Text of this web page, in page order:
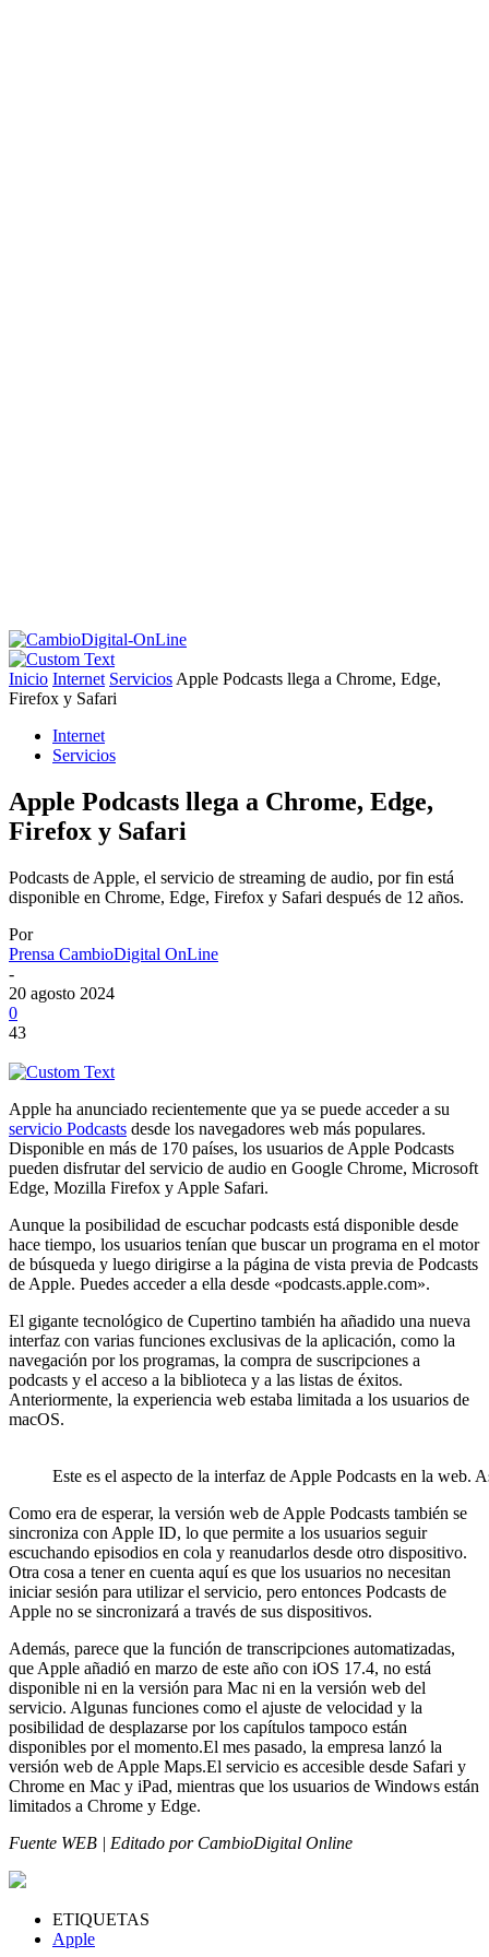
Inicio Internet Servicios Apple Podcasts llega a Chrome, Edge,
Firefox y Safari
Internet
Servicios
Apple Podcasts llega a Chrome, Edge,
Firefox y Safari
Podcasts de Apple, el servicio de streaming de audio, por fin está
disponible en Chrome, Edge, Firefox y Safari después de 12 años.
Por
Prensa CambioDigital OnLine
-
20 agosto 2024
0
43
Apple ha anunciado recientemente que ya se puede acceder a su
servicio Podcasts desde los navegadores web más populares.
Disponible en más de 170 países, los usuarios de Apple Podcasts
pueden disfrutar del servicio de audio en Google Chrome, Microsoft
Edge, Mozilla Firefox y Apple Safari.
Aunque la posibilidad de escuchar podcasts está disponible desde
hace tiempo, los usuarios tenían que buscar un programa en el motor
de búsqueda y luego dirigirse a la página de vista previa de Podcasts
de Apple. Puedes acceder a ella desde «podcasts.apple.com».
El gigante tecnológico de Cupertino también ha añadido una nueva
interfaz con varias funciones exclusivas de la aplicación, como la
navegación por los programas, la compra de suscripciones a
podcasts y el acceso a la biblioteca y a las listas de éxitos.
Anteriormente, la experiencia web estaba limitada a los usuarios de
macOS.
Este es el aspecto de la interfaz de Apple Podcasts en la web.
Como era de esperar, la versión web de Apple Podcasts también se
sincroniza con Apple ID, lo que permite a los usuarios seguir
escuchando episodios en cola y reanudarlos desde otro dispositivo.
Otra cosa a tener en cuenta aquí es que los usuarios no necesitan
iniciar sesión para utilizar el servicio, pero entonces Podcasts de
Apple no se sincronizará a través de sus dispositivos.
Además, parece que la función de transcripciones automatizadas,
que Apple añadió en marzo de este año con iOS 17.4, no está
disponible ni en la versión para Mac ni en la versión web del
servicio. Algunas funciones como el ajuste de velocidad y la
posibilidad de desplazarse por los capítulos tampoco están
disponibles por el momento.El mes pasado, la empresa lanzó la
versión web de Apple Maps.El servicio es accesible desde Safari y
Chrome en Mac y iPad, mientras que los usuarios de Windows están
limitados a Chrome y Edge.
Fuente WEB | Editado por CambioDigital Online
ETIQUETAS
Apple